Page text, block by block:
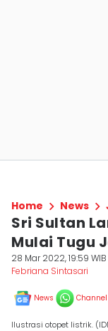
Home News
Sri Sultan
Mulai Tugu
28 Mar 2022, 19:59 WIB
Febriana Sintasari
News Channel
Ilustrasi otopet listrik.